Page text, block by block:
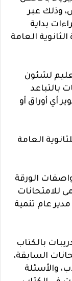
وذلك عبر
بداية
العامة
لشئون
بالتباعد
أي أوراق أو
العامة
الورقة
للامتحانات
عام تنمية
بالكتاب
السابقة،
والأسئلة